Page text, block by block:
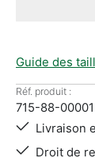
Guide des
Réf. produit :
715-88-00001
Livraison
Droit de